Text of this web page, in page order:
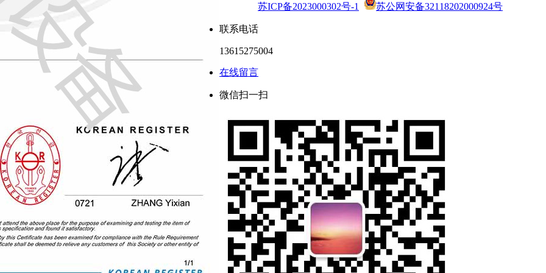
苏ICP备2023000302号-1 苏公网安备32118202000924号
联系电话
13615275004
在线留言
微信扫一扫